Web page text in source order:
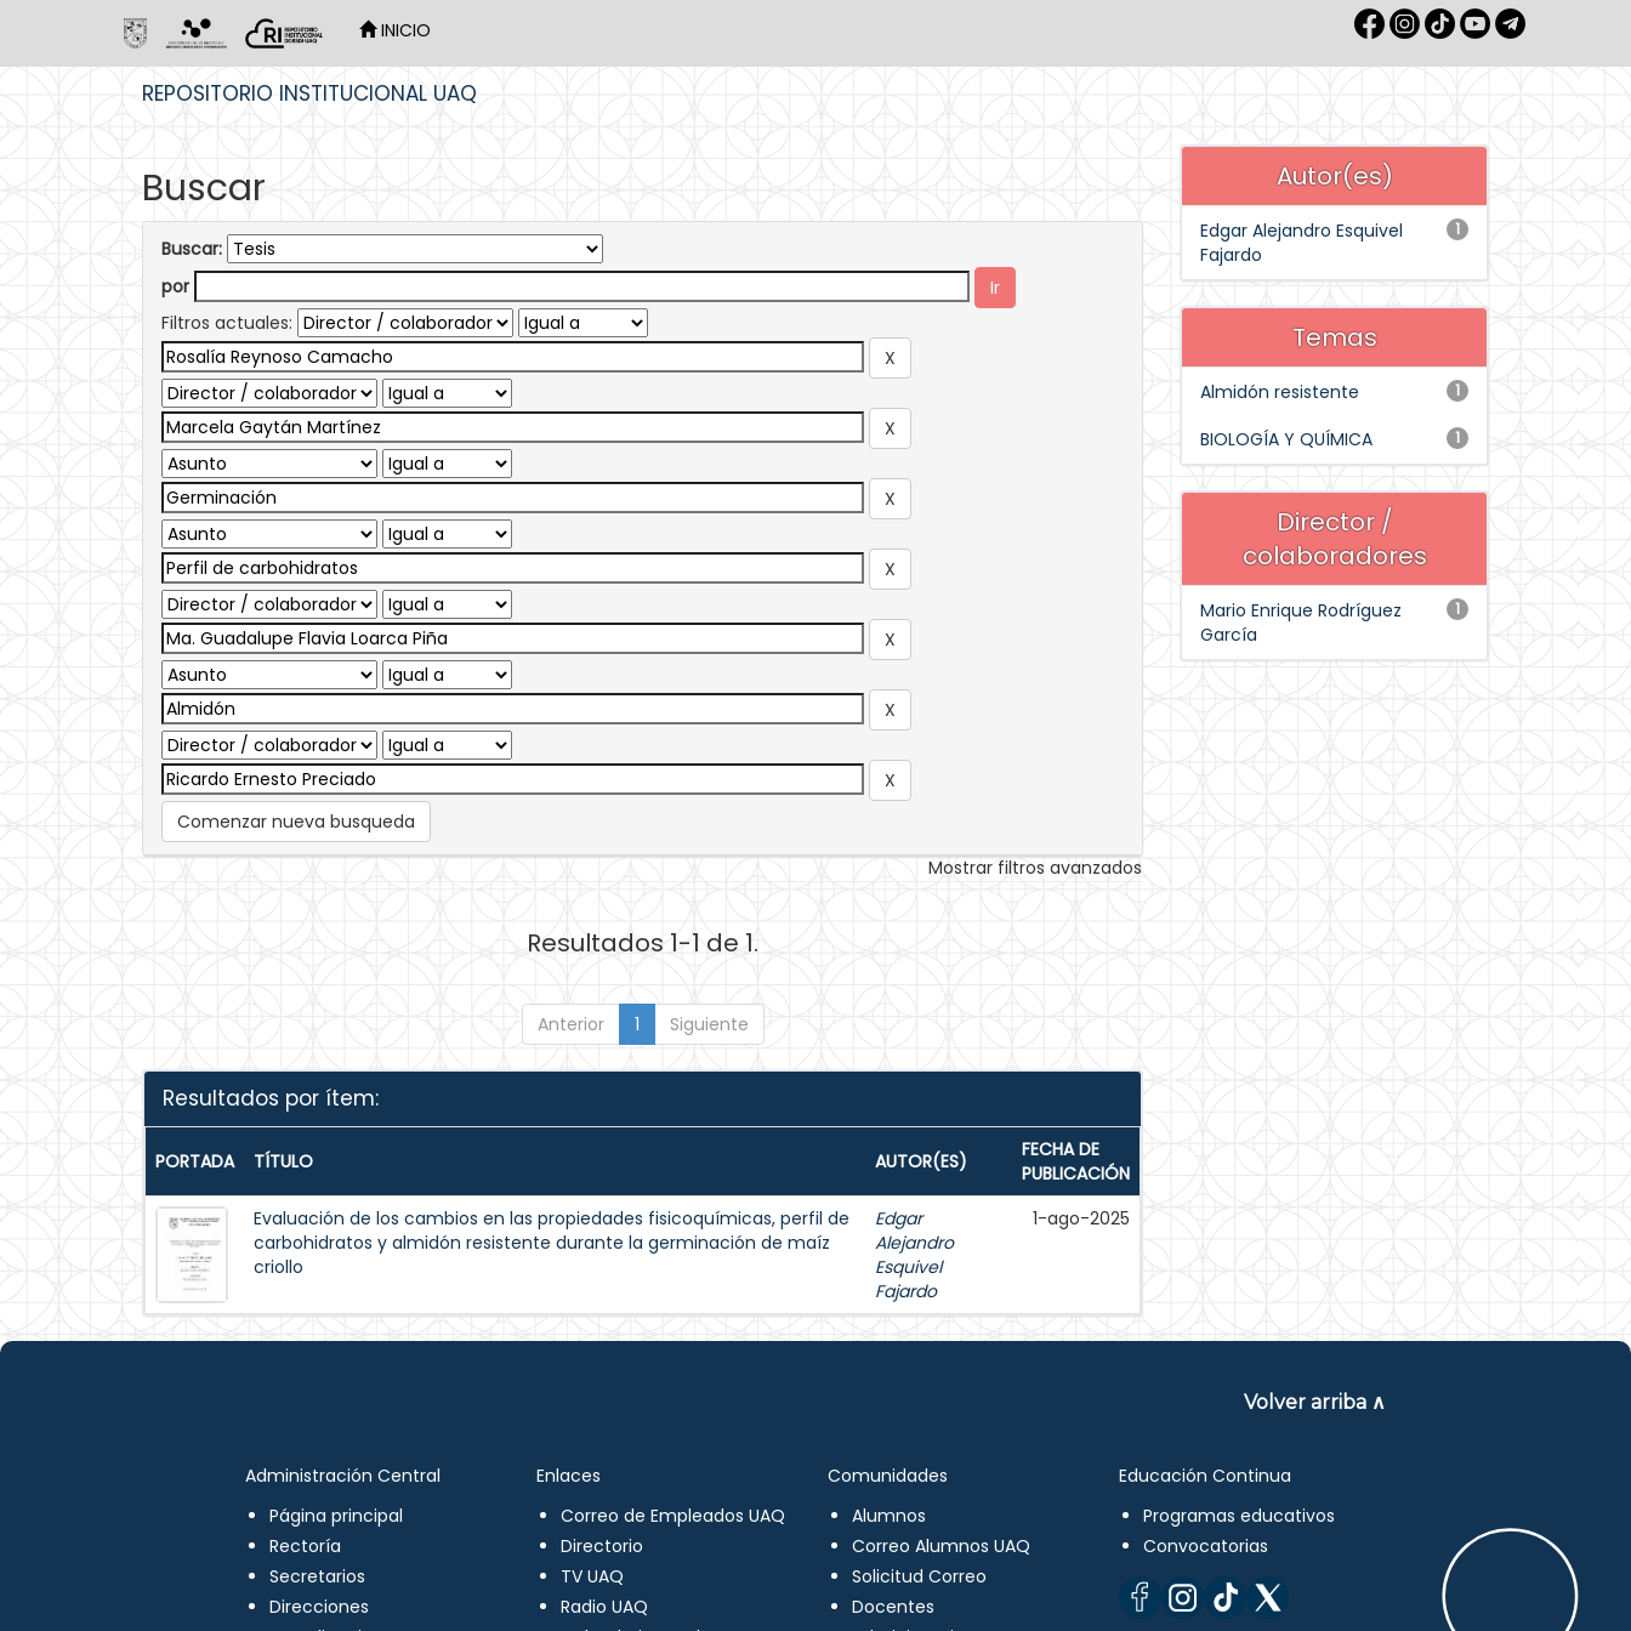
INICIO
REPOSITORIO INSTITUCIONAL UAQ
Buscar
Buscar:
por
Filtros actuales:
Comenzar nueva busqueda
Mostrar filtros avanzados
Resultados 1-1 de 1.
Anterior 1 Siguiente
Resultados por ítem:
PORTADA TÍTULO AUTOR(ES)
FECHA DE
PUBLICACIÓN
Evaluación de los cambios en las propiedades fisicoquímicas, perfil de
carbohidratos y almidón resistente durante la germinación de maíz
criollo
Edgar
Alejandro
Esquivel
Fajardo
1-ago-2025
Autor(es)
1
Edgar Alejandro Esquivel
Fajardo
Temas
1
Almidón resistente
1
BIOLOGÍA Y QUÍMICA
Director /
colaboradores
1
Mario Enrique Rodríguez
García
Volver arriba ∧
Administración Central
Página principal
Rectoría
Secretarios
Direcciones
Enlaces
Correo de Empleados UAQ
Directorio
TV UAQ
Radio UAQ
Comunidades
Alumnos
Correo Alumnos UAQ
Solicitud Correo
Docentes
Educación Continua
Programas educativos
Convocatorias